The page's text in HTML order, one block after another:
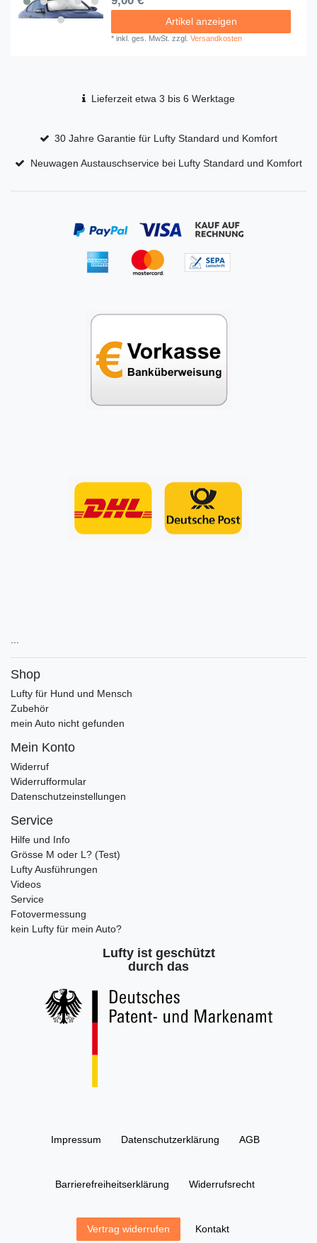
Artikel anzeigen
*inkl. ges. MwSt. zzgl.Versandkosten
Lieferzeit etwa 3 bis 6 Werktage
30 Jahre Garantie für Lufty Standard und Komfort
Neuwagen Austauschservice bei Lufty Standard und Komfort
Shop
Lufty für Hund und Mensch
Zubehör
mein Auto nicht gefunden
Mein Konto
Widerruf
Widerrufformular
Datenschutzeinstellungen
Service
Hilfe und Info
Grösse M oder L? (Test)
Lufty Ausführungen
Videos
Service
Fotovermessung
kein Lufty für mein Auto?
Lufty ist geschützt
durch das
Impressum Daten­schutz­erklärung AGB
Barrierefreiheitserklärung Widerrufs­recht
Vertrag widerrufen Kontakt